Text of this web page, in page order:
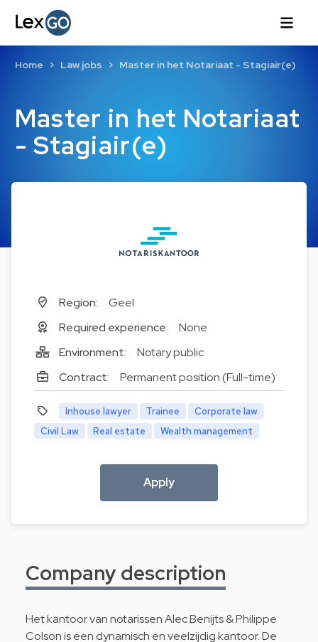
Master in het Notariaat
- Stagiair(e)
Home Law jobs Master in het Notariaat - Stagiair(e)
Region:
Geel
Required experience:
None
Environment:
Notary public
Contract:
Permanent position (Full-time)
Inhouse lawyer Trainee
Corporate law
Civil Law
Real estate Wealth management
Apply
Company description
Het kantoor van notarissen Alec Benijts & Philippe
Colson is een dynamisch en veelzijdig kantoor. De